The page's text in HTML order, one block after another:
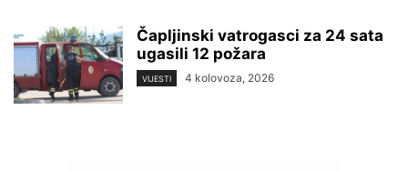
Čapljinski vatrogasci za 24 sata
ugasili 12 požara
VIJESTI 4 kolovoza, 2026